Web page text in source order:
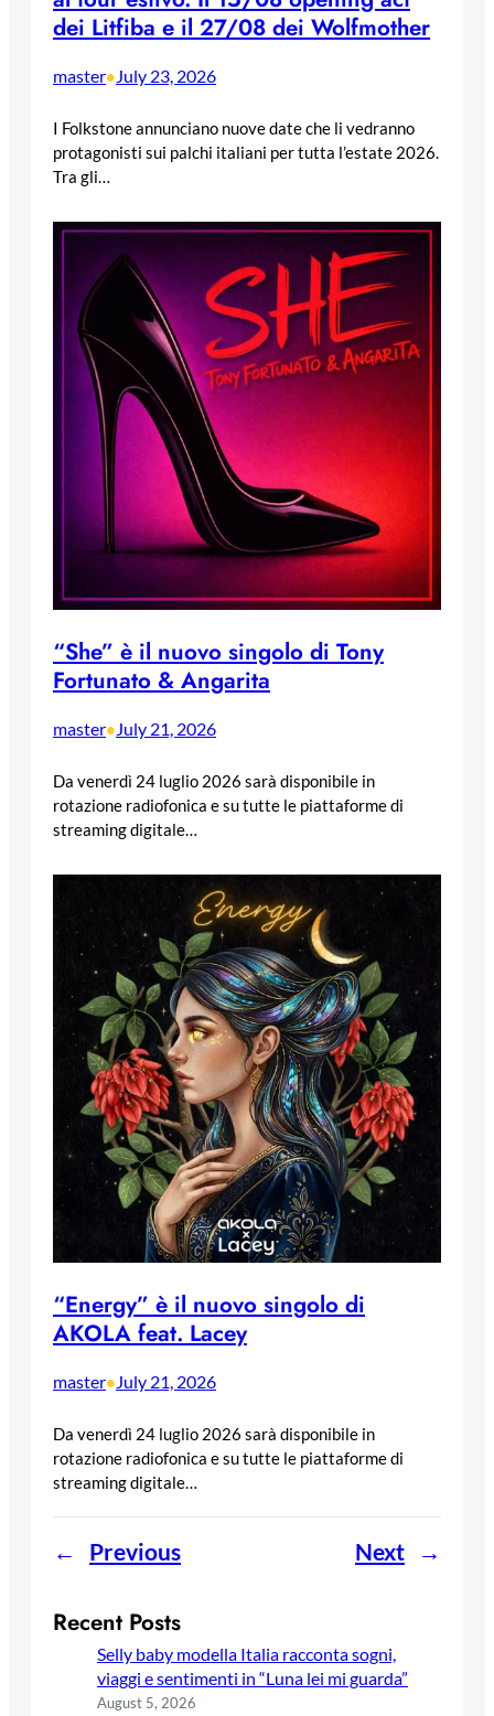
dei Litfiba e il 27/08 dei Wolfmother
master•July 23, 2026
I Folkstone annunciano nuove date che li vedranno
protagonisti sui palchi italiani per tutta l’estate 2026.
Tra gli…
“She” è il nuovo singolo di Tony
Fortunato & Angarita
master•July 21, 2026
Da venerdì 24 luglio 2026 sarà disponibile in
rotazione radiofonica e su tutte le piattaforme di
streaming digitale…
“Energy” è il nuovo singolo di
AKOLA feat. Lacey
master• July 21, 2026
Da venerdì 24 luglio 2026 sarà disponibile in
rotazione radiofonica e su tutte le piattaforme di
streaming digitale…
← Previous Next →
Recent Posts
Selly baby modella Italia racconta sogni,
viaggi e sentimenti in “Luna lei mi guarda”
August 5, 2026